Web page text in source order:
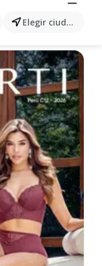
Elegir ciudad
este